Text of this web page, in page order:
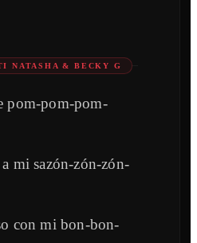
NATASHA & BECKY G
pom-pom-pom-
mi sazón-zón-zón-
con mi bon-bon-